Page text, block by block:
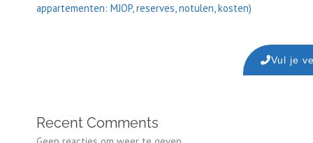
appartementen: MJOP, reserves, notulen, kosten)
Recent Comments
Vul je